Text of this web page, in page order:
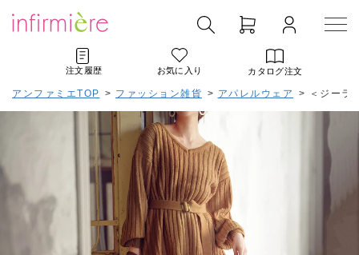
注文履歴 お気に入り カタログ注文
アンファミエTOP > ファッション雑貨 > アパレルウェア > ＜ジーラ